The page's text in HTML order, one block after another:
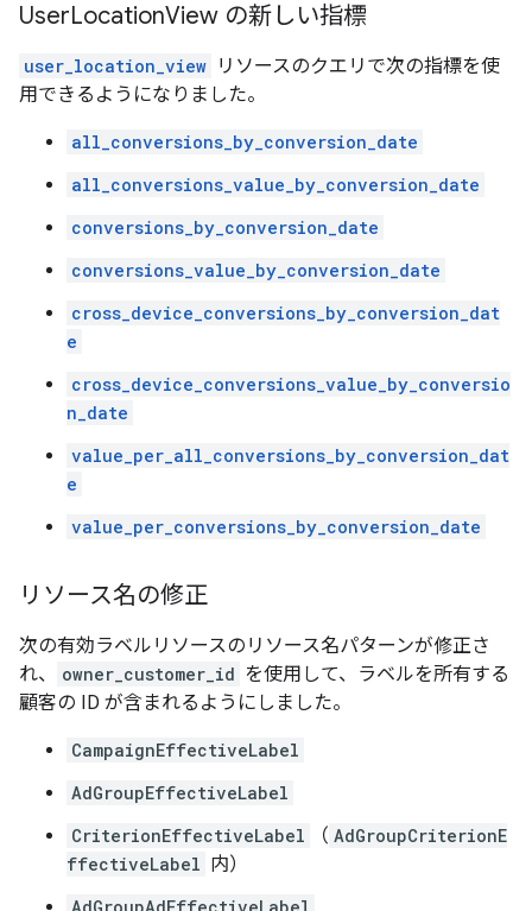
UserLocationView の新しい指標
user_location_view リソースのクエリで次の指標を使
用できるようになりました。
all_conversions_by_conversion_date
all_conversions_value_by_conversion_date
conversions_by_conversion_date
conversions_value_by_conversion_date
cross_device_conversions_by_conversion_dat
e
cross_device_conversions_value_by_conversio
n_date
value_per_all_conversions_by_conversion_dat
e
value_per_conversions_by_conversion_date
リソース名の修正
次の有効ラベルリソースのリソース名パターンが修正さ
れ、
owner_customer_id を使用して、ラベルを所有する
顧客の ID が含まれるようにしました。
CampaignEffectiveLabel
AdGroupEffectiveLabel
CriterionEffectiveLabel
（ AdGroupCriterionE
ffectiveLabel 内）